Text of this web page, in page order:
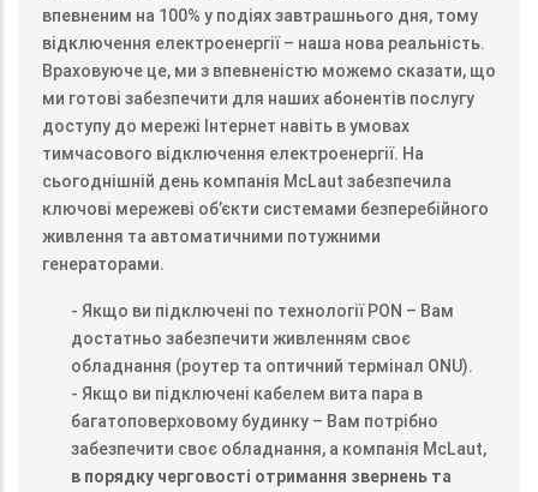
впевненим на 100% у подіях завтрашнього дня, тому
відключення електроенергії – наша нова реальність.
Враховуюче це, ми з впевненістю можемо сказати, що
ми готові забезпечити для наших абонентів послугу
доступу до мережі Інтернет навіть в умовах
тимчасового відключення електроенергії. На
сьогоднішній день компанія McLaut забезпечила
ключові мережеві об’єкти системами безперебійного
живлення та автоматичними потужними
генераторами.
- Якщо ви підключені по технології PON – Вам
достатньо забезпечити живленням своє
обладнання (роутер та оптичний термінал ONU).
- Якщо ви підключені кабелем вита пара в
багатоповерховому будинку – Вам потрібно
забезпечити своє обладнання, а компанія McLaut,
в порядку черговості отримання звернень та